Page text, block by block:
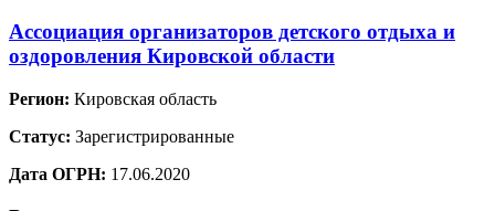
Ассоциация организаторов детского отдыха и
оздоровления Кировской области
Регион: Кировская область
Статус: Зарегистрированные
Дата ОГРН: 17.06.2020